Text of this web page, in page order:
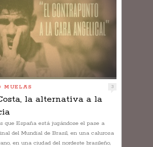
MUELAS 3
la alternativa a la
que España está jugándose el pase a
del Mundial de Brasil, en una calurosa
en una ciudad del nordeste brasileño,